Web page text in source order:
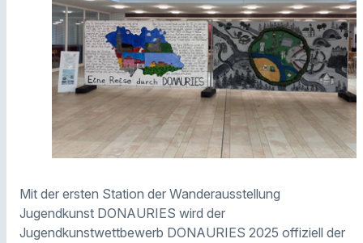
Mit der ersten Station der Wanderausstellung
Jugendkunst DONAURIES wird der
Jugendkunstwettbewerb DONAURIES 2025 offiziell der